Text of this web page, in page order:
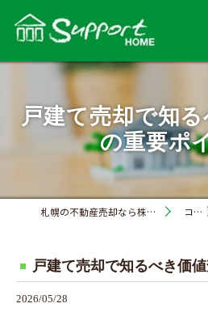
戸建て売却で知
の重要ポ
札幌の不動産売却なら株式会社サポートホーム コラム
戸建て売却で知るべき価
2026/05/28